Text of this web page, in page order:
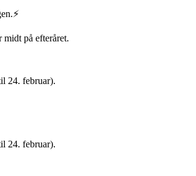
på efteråret.
24. februar).
24. februar).